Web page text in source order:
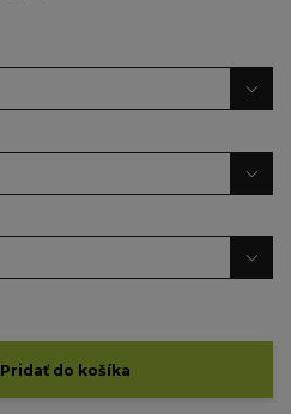
Pridať do košíka